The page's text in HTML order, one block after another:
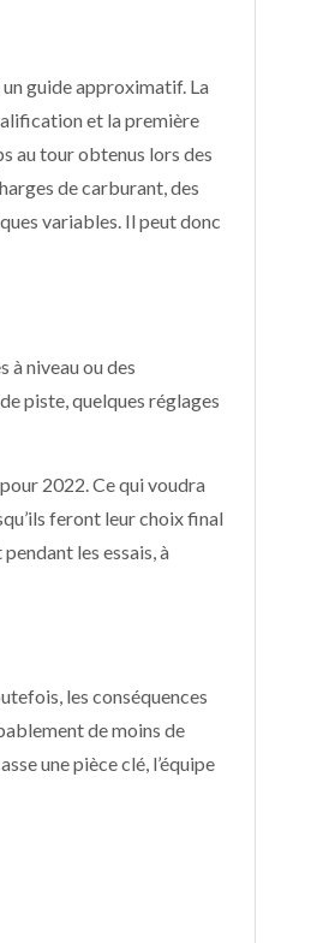
un guide approximatif. La
et la première
au tour obtenus lors des
de carburant, des
variables. Il peut donc
à niveau ou des
piste, quelques réglages
2022. Ce qui voudra
feront leur choix final
les essais, à
les conséquences
de moins de
une pièce clé, l’équipe